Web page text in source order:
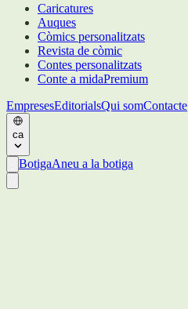
Caricatures
Auques
Còmics personalitzats
Revista de còmic
Contes personalitzats
Conte a midaPremium
EmpresesEditorialsQui somContacte
ca
BotigaAneu a la botiga